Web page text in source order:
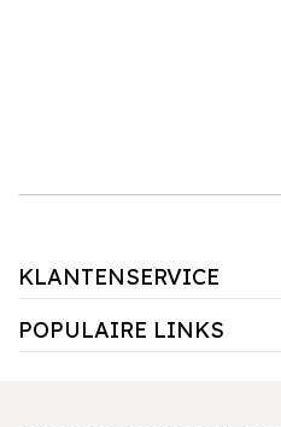
KLANTENSERVICE
POPULAIRE LINKS